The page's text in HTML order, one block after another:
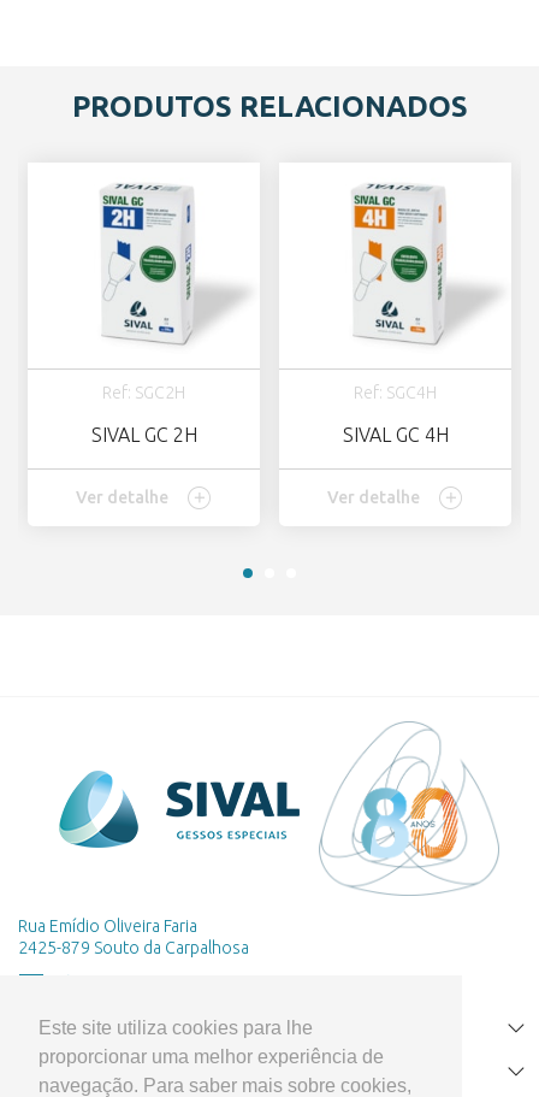
Este site utiliza cookies para lhe
proporcionar uma melhor experiência de
navegação. Para saber mais sobre cookies,
PRODUTOS RELACIONADOS
Ref: SGC2H
SIVAL GC 2H
Ver detalhe
Ref: SGC4H
SIVAL GC 4H
Ver detalhe
Rua Emídio Oliveira Faria
2425-879 Souto da Carpalhosa
HOME
PRODUTOS